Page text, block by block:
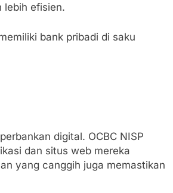
lebih efisien.
bank pribadi di saku
digital. OCBC NISP
dan situs web mereka
yang canggih juga memastikan